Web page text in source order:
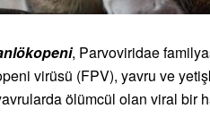
, Parvoviridae
virüsü (FPV), yavru ve
ölümcül olan viral bir